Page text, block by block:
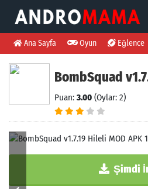
Ana Sayfa Oyun Eğlence
BombSquad
Puan: 3.00 (Oylar: 2)
Şimdi